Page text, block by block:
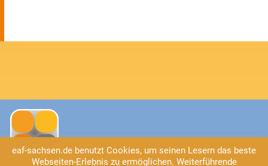
eaf-sachsen.de benutzt Cookies, um seinen Lesern das beste
Webseiten-Erlebnis zu ermöglichen. Weiterführende